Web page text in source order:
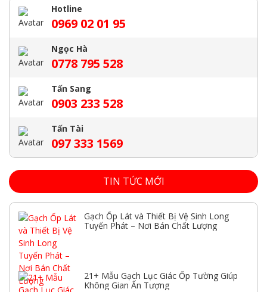
Hotline
0969 02 01 95
Ngọc Hà
0778 795 528
Tấn Sang
0903 233 528
Tấn Tài
097 333 1569
TIN TỨC MỚI
Gạch Ốp Lát và Thiết Bị Vệ Sinh Long
Tuyến Phát – Nơi Bán Chất Lượng
21+ Mẫu Gạch Lục Giác Ốp Tường Giúp
Không Gian Ấn Tượng